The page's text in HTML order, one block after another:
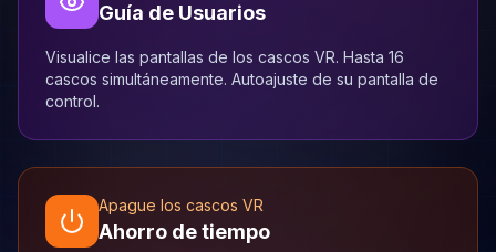
Guía de Usuarios
Visualice las pantallas de los cascos VR. Hasta 16
cascos simultáneamente. Autoajuste de su pantalla de
control.
Apague los cascos VR
Ahorro de tiempo